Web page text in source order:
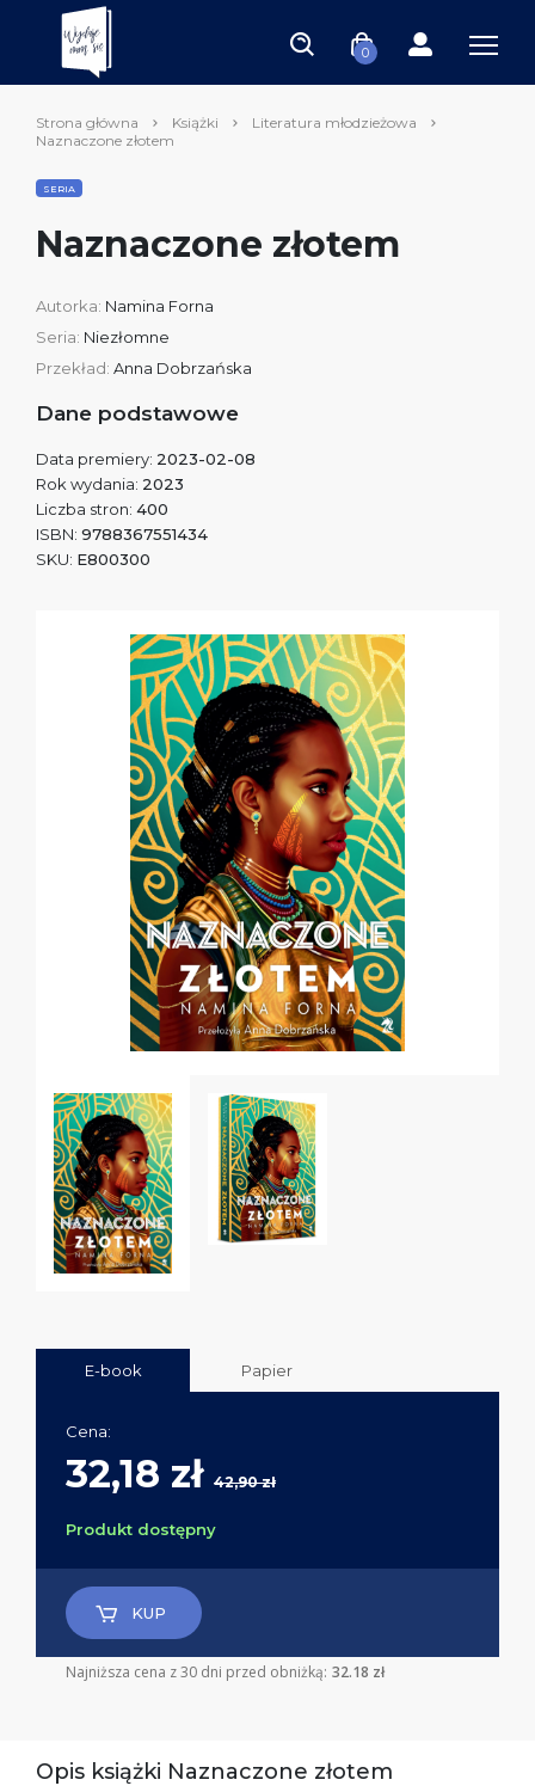
0
Strona główna Książki
Literatura młodzieżowa
Naznaczone złotem
SERIA
Naznaczone złotem
Autorka: Namina Forna
Seria: Niezłomne
Przekład: Anna Dobrzańska
Dane podstawowe
Data premiery: 2023-02-08
Rok wydania: 2023
Liczba stron: 400
ISBN: 9788367551434
SKU: E800300
E-book Papier
Cena:
32,18 zł 42,90 zł
Produkt dostępny
KUP
Najniższa cena z 30 dni przed obniżką: 32.18 zł
Opis książki Naznaczone złotem